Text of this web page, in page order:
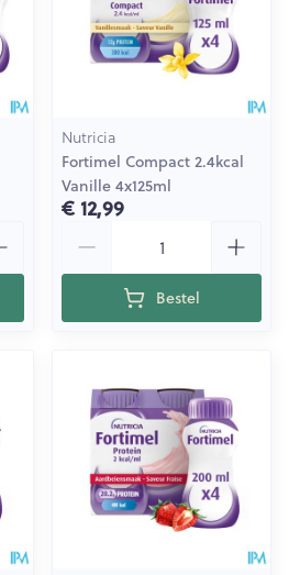
Nutricia
Fortimel Compact 2.4kcal
Vanille 4x125ml
€ 12,99
Bestel